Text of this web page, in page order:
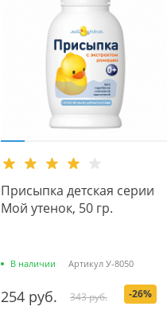
Присыпка детская серии
Мой утенок, 50 гр.
В наличии Артикул У-8050
254 руб. 343 руб. -26%